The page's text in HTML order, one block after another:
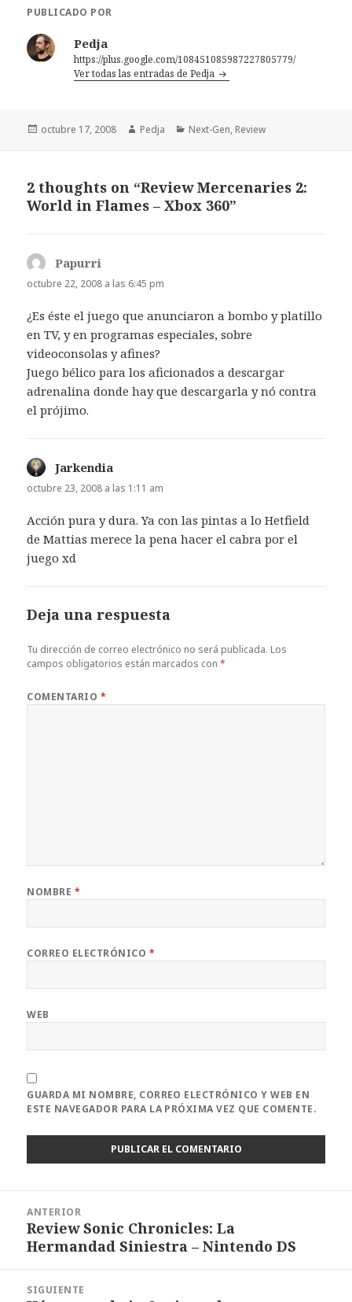
PUBLICADO POR
Pedja
https://plus.google.com/108451085987227805779/
Ver todas las entradas de Pedja
Publicado
octubre 17, 2008 Autor
Pedja Categorías
Next-Gen, Review
2 thoughts on “Review Mercenaries 2:
World in Flames – Xbox 360”
Papurri
octubre 22, 2008 a las 6:45 pm
¿Es éste el juego que anunciaron a bombo y platillo
en TV, y en programas especiales, sobre
videoconsolas y afines?
Juego bélico para los aficionados a descargar
adrenalina donde hay que descargarla y nó contra
el prójimo.
Jarkendia
octubre 23, 2008 a las 1:11 am
Acción pura y dura. Ya con las pintas a lo Hetfield
de Mattias merece la pena hacer el cabra por el
juego xd
Deja una respuesta
Tu dirección de correo electrónico no será publicada. Los
campos obligatorios están marcados con*
COMENTARIO *
NOMBRE *
CORREO ELECTRÓNICO *
WEB
GUARDA MI NOMBRE, CORREO ELECTRÓNICO Y WEB EN
ESTE NAVEGADOR PARA LA PRÓXIMA VEZ QUE COMENTE.
entradas
ANTERIOR
Entrada
anterior:
Review Sonic Chronicles: La
Hermandad Siniestra – Nintendo DS
SIGUIENTE